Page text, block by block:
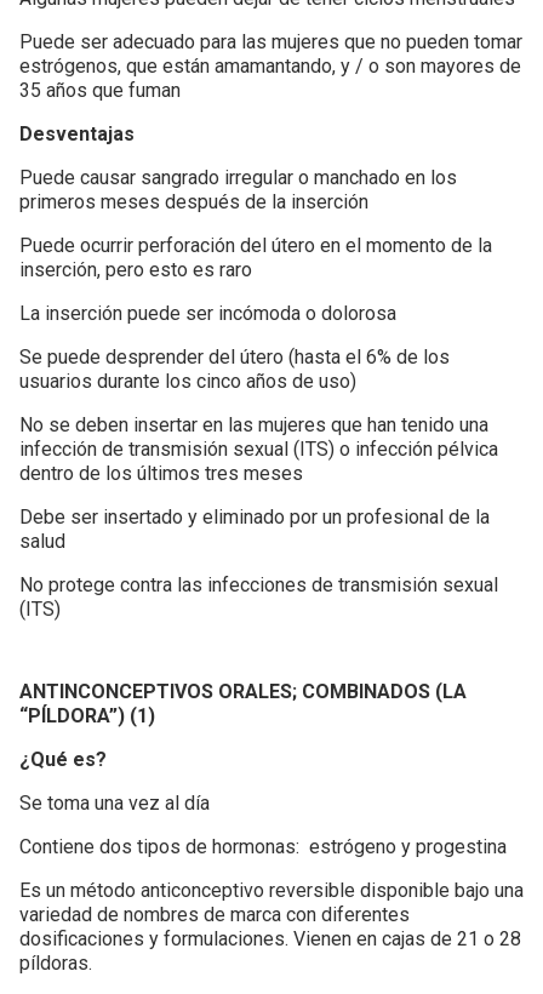
Puede ser adecuado para las mujeres que no pueden tomar
estrógenos, que están amamantando, y / o son mayores de
35 años que fuman
Desventajas
Puede causar sangrado irregular o manchado en los
primeros meses después de la inserción
Puede ocurrir perforación del útero en el momento de la
inserción, pero esto es raro
La inserción puede ser incómoda o dolorosa
Se puede desprender del útero (hasta el 6% de los
usuarios durante los cinco años de uso)
No se deben insertar en las mujeres que han tenido una
infección de transmisión sexual (ITS) o infección pélvica
dentro de los últimos tres meses
Debe ser insertado y eliminado por un profesional de la
salud
No protege contra las infecciones de transmisión sexual
(ITS)
ANTINCONCEPTIVOS ORALES; COMBINADOS (LA
“PÍLDORA”) (1)
¿Qué es?
Se toma una vez al día
Contiene dos tipos de hormonas: estrógeno y progestina
Es un método anticonceptivo reversible disponible bajo una
variedad de nombres de marca con diferentes
dosificaciones y formulaciones. Vienen en cajas de 21 o 28
píldoras.